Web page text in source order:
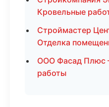
Кровельные
Строймастер
Отделка
ООО Фасад Плюс
работы